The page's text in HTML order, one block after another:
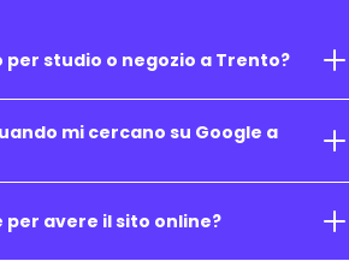
studio o negozio a Trento?
mi cercano su Google a
avere il sito online?